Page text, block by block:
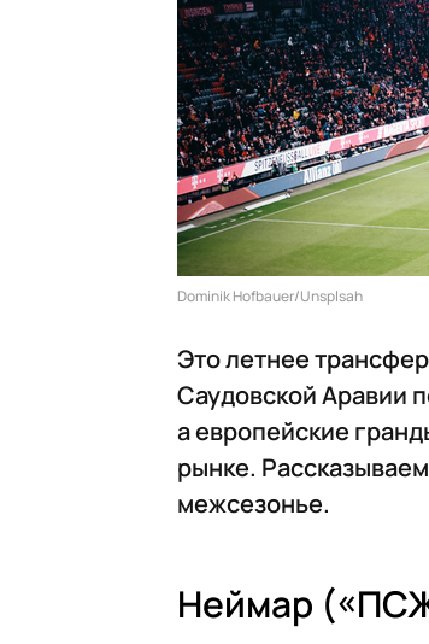
Dominik Hofbauer/Unsplsah
Это летнее
Саудовской Аравии
а европейские
рынке.
межсезонье.
Неймар